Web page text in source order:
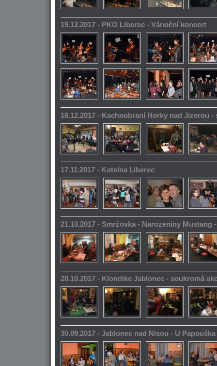
19.12.2017 - PKO Liberec - Vánoční koncert
16.12.2017 - Kachnobraní Horky nad Jizerou -
17.11.2017 - Kotelna Liberec
21.10.2017 - Smržovka - Narozeniny Mustang
20.10.2017 - Klondike Jablonec - soukromá
30.09.2017 - Jablonec nad Nisou - U